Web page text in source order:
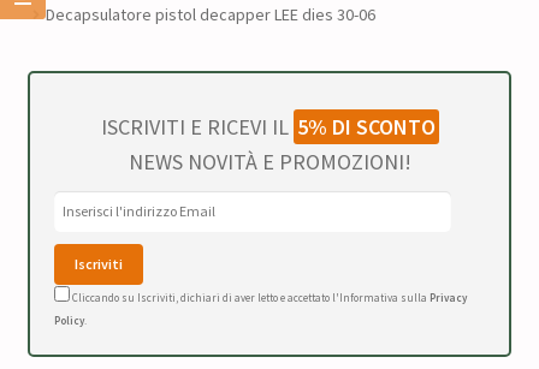
Decapsulatore pistol decapper LEE dies 30-06
ISCRIVITI E RICEVI IL 5% DI SCONTO
NEWS NOVITÀ E PROMOZIONI!
Cliccando su Iscriviti, dichiari di aver letto e accettato l'Informativa sulla Privacy
Policy.